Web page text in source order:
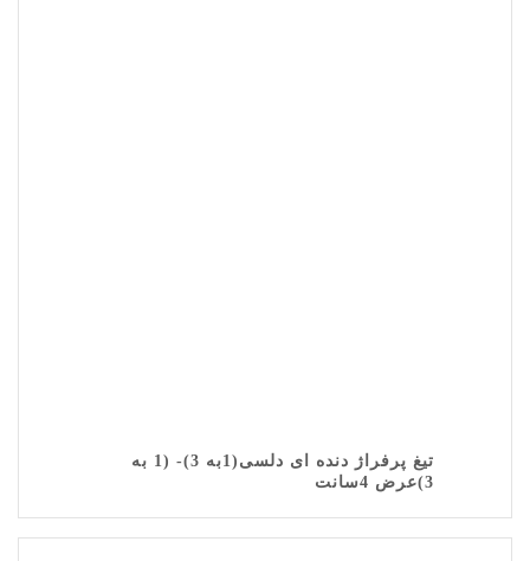
تیغ پرفراژ دنده ای دلسی(1به 3)- (1 به
3)عرض 4سانت